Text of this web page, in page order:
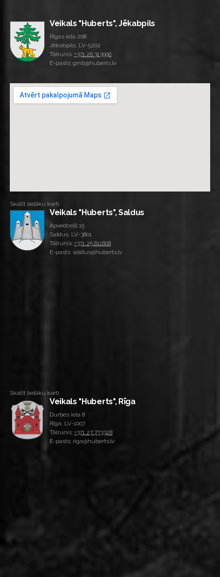
Veikals "Huberts", Jēkabpils
Rīgas iela 208
Jēkabpils, LV-5202
Tālrunis: +371 26 313996
E-pasts: gmb@huberts.lv
Skatīt lielāku karti
Veikals "Huberts", Saldus
Apvedceļš 15
Saldus, LV-3801
Tālrunis: +371 25 611808
E-pasts: saldus@huberts.lv
Skatīt lielāku karti
Veikals "Huberts", Rīga
Durbes iela 8
Rīga, LV-1007
Tālrunis: +371 27 773328
E-pasts: riga@huberts.lv